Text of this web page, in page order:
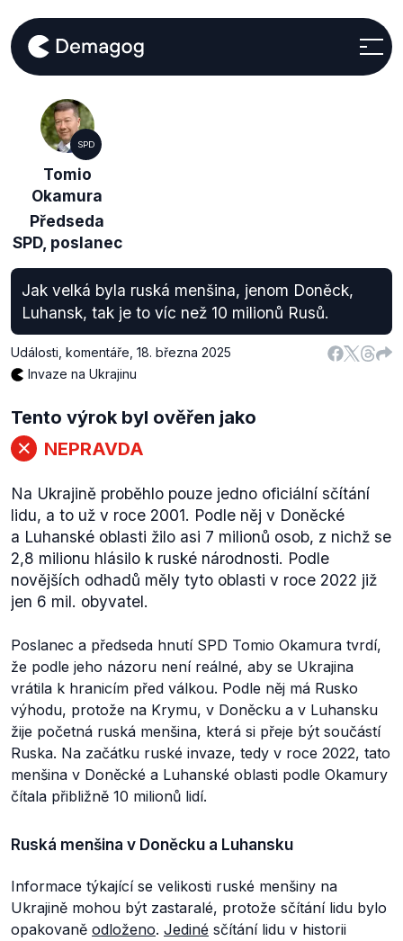
SPD
Tomio
Okamura
Předseda
SPD, poslanec
Jak velká byla ruská menšina, jenom Doněck,
Luhansk, tak je to víc než 10 milionů Rusů.
Události, komentáře 18. března 2025
Invaze na Ukrajinu
Tento výrok byl ověřen jako
NEPRAVDA
Na Ukrajině proběhlo pouze jedno oficiální sčítání
lidu, a to už v roce 2001. Podle něj v Doněcké
a Luhanské oblasti žilo asi 7 milionů osob, z nichž se
2,8 milionu hlásilo k ruské národnosti. Podle
novějších odhadů měly tyto oblasti v roce 2022 již
jen 6 mil. obyvatel.
Poslanec a předseda hnutí SPD Tomio Okamura tvrdí,
že podle jeho názoru není reálné, aby se Ukrajina
vrátila k hranicím před válkou. Podle něj má Rusko
výhodu, protože na Krymu, v Doněcku a v Luhansku
žije početná ruská menšina, která si přeje být součástí
Ruska. Na začátku ruské invaze, tedy v roce 2022, tato
menšina v Doněcké a Luhanské oblasti podle Okamury
čítala přibližně 10 milionů lidí.
Ruská menšina v Doněcku a Luhansku
Informace týkající se velikosti ruské menšiny na
Ukrajině mohou být zastaralé, protože sčítání lidu bylo
opakovaně odloženo. Jediné sčítání lidu v historii